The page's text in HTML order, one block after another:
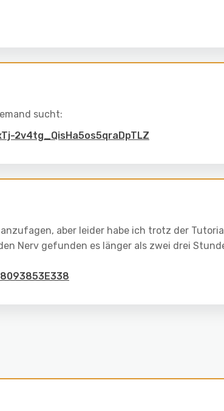
sucht:
2v4tg_QisHa5os5qraDpTLZ
aber leider habe ich trotz der
Nerv gefunden es länger als zwei drei